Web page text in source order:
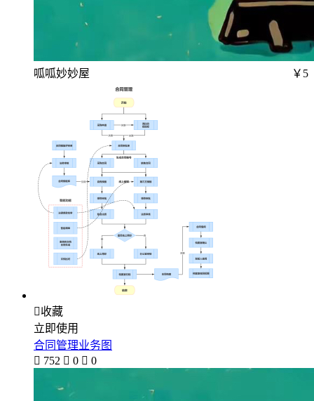
呱呱妙妙屋 ￥5
收藏
立即使用
合同管理业务图
 752  0  0